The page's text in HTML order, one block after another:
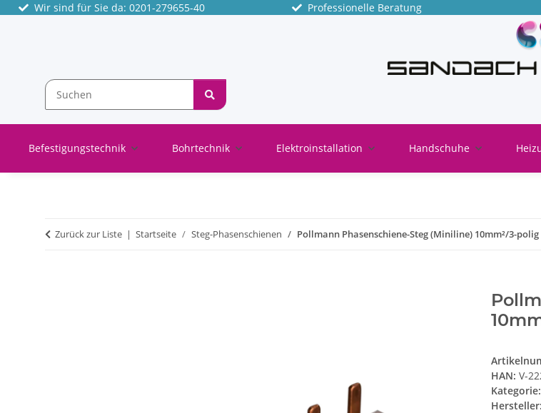
Wir sind für Sie da: 0201-279655-40 Professionelle Beratung
Befestigungstechnik Bohrtechnik Elektroinstallation Handschuhe
Zurück zur Liste Startseite Steg-Phasenschienen Pollmann Phasenschiene-Steg (Miniline) 10mm²/3-polig
HAN: V-
Kategorie:
Hersteller: